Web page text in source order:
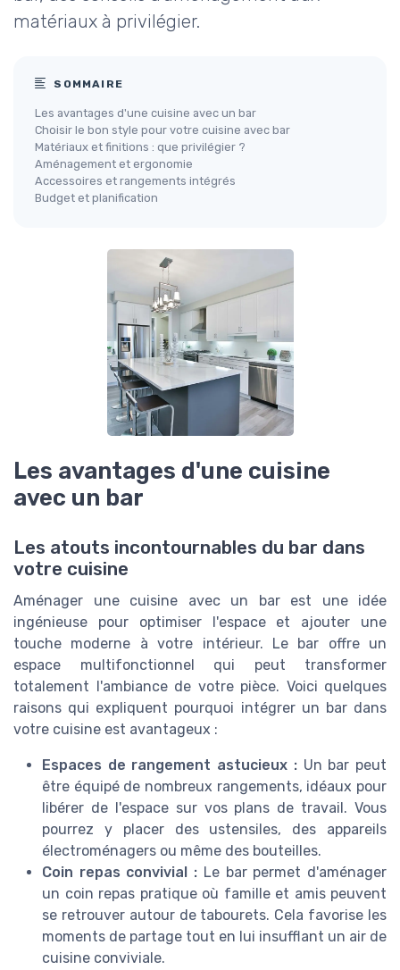
matériaux à privilégier.
SOMMAIRE
Les avantages d'une cuisine avec un bar
Choisir le bon style pour votre cuisine avec bar
Matériaux et finitions : que privilégier ?
Aménagement et ergonomie
Accessoires et rangements intégrés
Budget et planification
Les avantages d'une cuisine
avec un bar
Les atouts incontournables du bar dans
votre cuisine
Aménager une cuisine avec un bar est une idée
ingénieuse pour optimiser l'espace et ajouter une
touche moderne à votre intérieur. Le bar offre un
espace multifonctionnel qui peut transformer
totalement l'ambiance de votre pièce. Voici quelques
raisons qui expliquent pourquoi intégrer un bar dans
votre cuisine est avantageux :
Espaces de rangement astucieux : Un bar peut
être équipé de nombreux rangements, idéaux pour
libérer de l'espace sur vos plans de travail. Vous
pourrez y placer des ustensiles, des appareils
électroménagers ou même des bouteilles.
Coin repas convivial : Le bar permet d'aménager
un coin repas pratique où famille et amis peuvent
se retrouver autour de tabourets. Cela favorise les
moments de partage tout en lui insufflant un air de
cuisine conviviale.